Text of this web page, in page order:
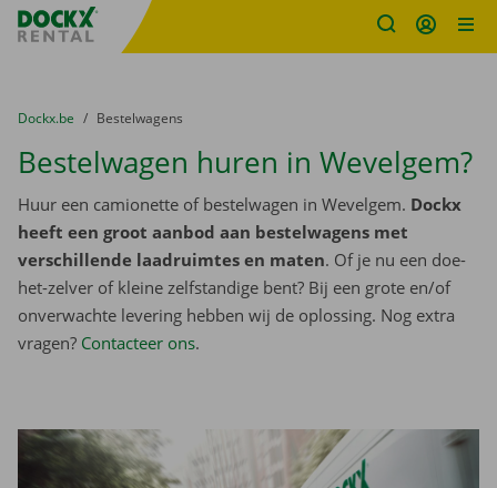
Fratello DEMO
U bevindt zich hier:
van
Dockx.be naar
Bestelwagens
Bestelwagen huren in Wevelgem?
Huur een camionette of bestelwagen in Wevelgem. Dockx
heeft een groot aanbod aan bestelwagens met
verschillende laadruimtes en maten. Of je nu een doe-
het-zelver of kleine zelfstandige bent? Bij een grote en/of
onverwachte levering hebben wij de oplossing. Nog extra
vragen? Contacteer ons.